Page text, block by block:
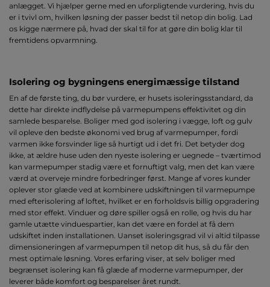
anlægget. Vi hjælper gerne med en uforpligtende vurdering, hvis du
er i tvivl om, hvilken løsning der passer bedst til netop din bolig. Lad
os kigge nærmere på, hvad der skal til for at gøre din bolig klar til
fremtidens opvarmning.
Isolering og bygningens energimæssige tilstand
En af de første ting, du bør vurdere, er husets isoleringsstandard, da
dette har direkte indflydelse på varmepumpens effektivitet og din
samlede besparelse. Boliger med god isolering i vægge, loft og gulv
vil opleve den bedste økonomi ved brug af varmepumper, fordi
varmen ikke forsvinder lige så hurtigt ud i det fri. Det betyder dog
ikke, at ældre huse uden den nyeste isolering er uegnede – tværtimod
kan varmepumper stadig være et fornuftigt valg, men det kan være
værd at overveje mindre forbedringer først. Mange af vores kunder
oplever stor glæde ved at kombinere udskiftningen til varmepumpe
med efterisolering af loftet, hvilket er en forholdsvis billig opgradering
med stor effekt. Vinduer og døre spiller også en rolle, og hvis du har
gamle utætte vinduespartier, kan det være en fordel at få dem
udskiftet inden installationen. Uanset isoleringsgrad vil vi altid tilpasse
dimensioneringen af varmepumpen til netop dit hus, så du får den
mest optimale løsning. Vores erfaring viser, at selv boliger med
begrænset isolering kan få glæde af moderne varmepumper, der
leverer både komfort og besparelser året rundt.